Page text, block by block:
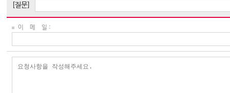
[질문]
이 메 일 :